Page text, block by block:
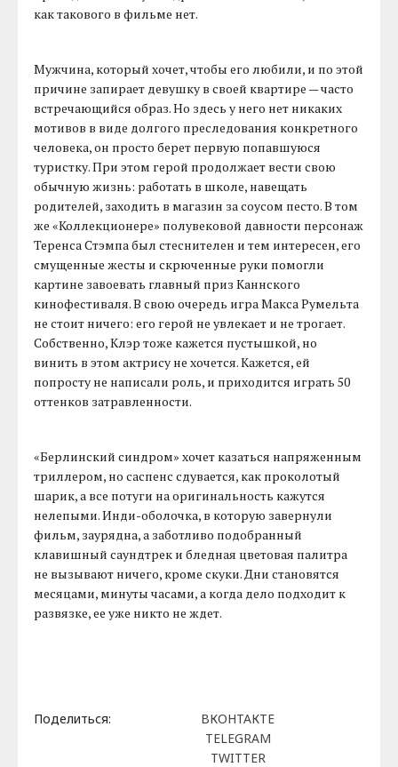
как такового в фильме нет.
Мужчина, который хочет, чтобы его любили, и по этой
причине запирает девушку в своей квартире — часто
встречающийся образ. Но здесь у него нет никаких
мотивов в виде долгого преследования конкретного
человека, он просто берет первую попавшуюся
туристку. При этом герой продолжает вести свою
обычную жизнь: работать в школе, навещать
родителей, заходить в магазин за соусом песто. В том
же «Коллекционере» полувековой давности персонаж
Теренса Стэмпа был стеснителен и тем интересен, его
смущенные жесты и скрюченные руки помогли
картине завоевать главный приз Каннского
кинофестиваля. В свою очередь игра Макса Румельта
не стоит ничего: его герой не увлекает и не трогает.
Собственно, Клэр тоже кажется пустышкой, но
винить в этом актрису не хочется. Кажется, ей
попросту не написали роль, и приходится играть 50
оттенков затравленности.
«Берлинский синдром» хочет казаться напряженным
триллером, но саспенс сдувается, как проколотый
шарик, а все потуги на оригинальность кажутся
нелепыми. Инди-оболочка, в которую завернули
фильм, заурядна, а заботливо подобранный
клавишный саундтрек и бледная цветовая палитра
не вызывают ничего, кроме скуки. Дни становятся
месяцами, минуты часами, а когда дело подходит к
развязке, ее уже никто не ждет.
Поделиться:
ВКОНТАКТЕ
TELEGRAM
TWITTER